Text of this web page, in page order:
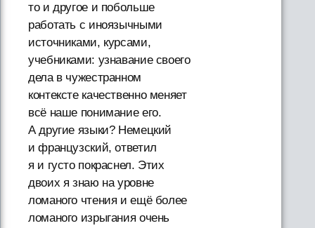
то и другое и побольше
работать с иноязычными
источниками, курсами,
учебниками: узнавание своего
дела в чужестранном
контексте качественно меняет
всё наше понимание его.
А другие языки? Немецкий
и французский, ответил
я и густо покраснел. Этих
двоих я знаю на уровне
ломаного чтения и ещё более
ломаного изрыгания очень